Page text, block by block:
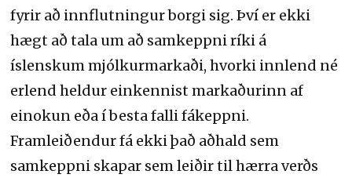
fyrir að innflutningur borgi sig. Því er ekki
hægt að tala um að samkeppni ríki á
íslenskum mjólkurmarkaði, hvorki innlend né
erlend heldur einkennist markaðurinn af
einokun eða í besta falli fákeppni.
Framleiðendur fá ekki það aðhald sem
samkeppni skapar sem leiðir til hærra verðs